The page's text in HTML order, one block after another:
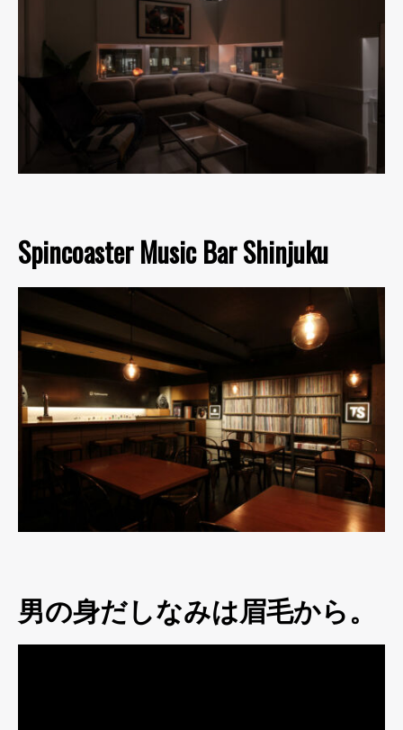
Spincoaster Music Bar Shinjuku
男の身だしなみは眉毛から。